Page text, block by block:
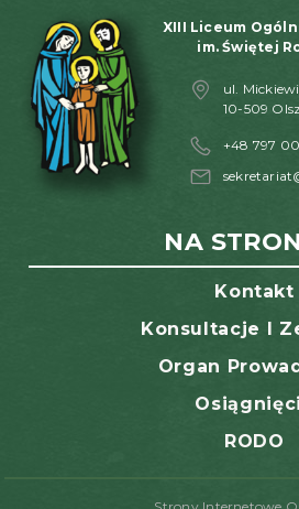
XIII Liceum
im. Świętej
ul.
10-509
+48 797
NA
Kontakt
Konsultacje I
Organ
RODO